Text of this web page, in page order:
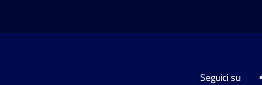
Seguici su